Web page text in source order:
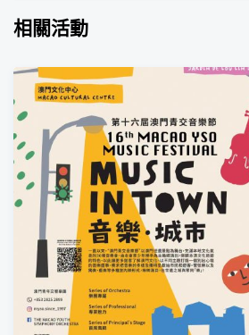
相關活動